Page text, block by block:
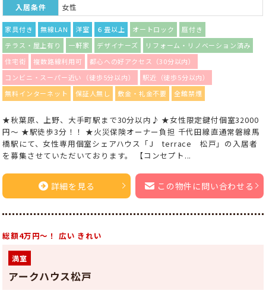
入居条件
女性
家具付き 無線LAN 洋室 ６畳以上 オートロック
庭付き
テラス・屋上有り
一軒家 デザイナーズ
リフォーム・リノベーション済み
住宅街
複数路線利用可
都心への好アクセス（30分以内）
コンビニ・スーパー近い（徒歩5分以内）
駅近（徒歩5分以内）
無料インターネット
保証人無し 敷金・礼金不要 全館禁煙
★秋葉原、上野、大手町駅まで30分以内♪ ★女性限定鍵付個室32000
円～ ★駅徒歩3分！！ ★火災保険オーナー負担 千代田線直通常磐線馬
橋駅にて、女性専用個室シェアハウス「J terrace 松戸」の入居者
を募集させていただいております。 【コンセプト...
詳細を見る この物件に問い合わせる
総額4万円～！ 広い きれい
満室
アークハウス松戸